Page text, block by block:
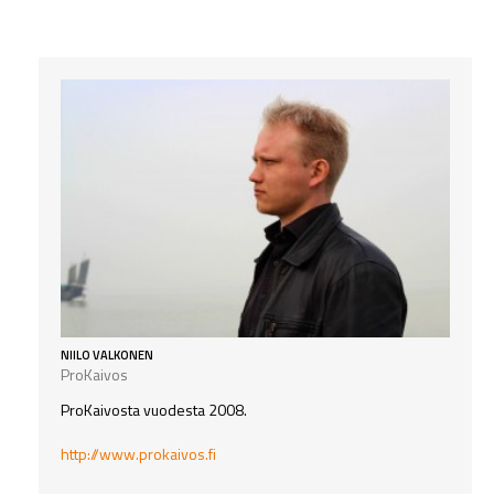
NIILO VALKONEN
ProKaivos
ProKaivosta vuodesta 2008.
http://www.prokaivos.fi